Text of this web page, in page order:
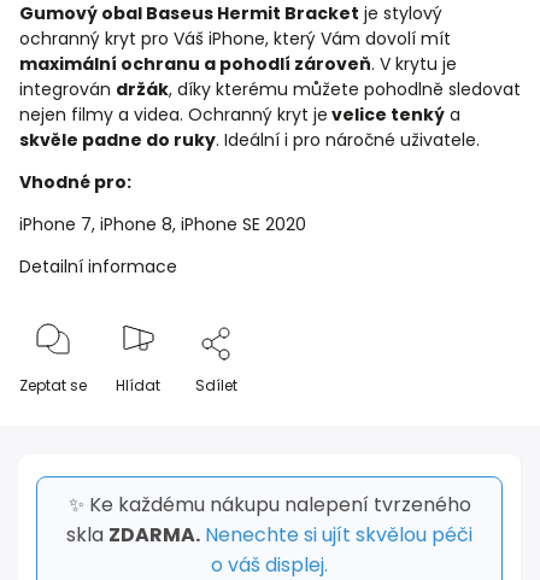
Gumový obal Baseus Hermit Bracket je stylový
ochranný kryt pro Váš iPhone, který Vám dovolí mít
maximální ochranu a pohodlí zároveň. V krytu je
integrován držák, díky kterému můžete pohodlně sledovat
nejen filmy a videa. Ochranný kryt je velice tenký a
skvěle padne do ruky. Ideální i pro náročné uživatele.
Vhodné pro:
iPhone 7, iPhone 8, iPhone SE 2020
Detailní informace
Zeptat se Hlídat Sdílet
✨ Ke každému nákupu nalepení tvrzeného
skla ZDARMA. Nenechte si ujít skvělou péči
o váš displej.